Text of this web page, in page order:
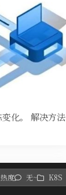
化。 解决方法
度 无~ K8S